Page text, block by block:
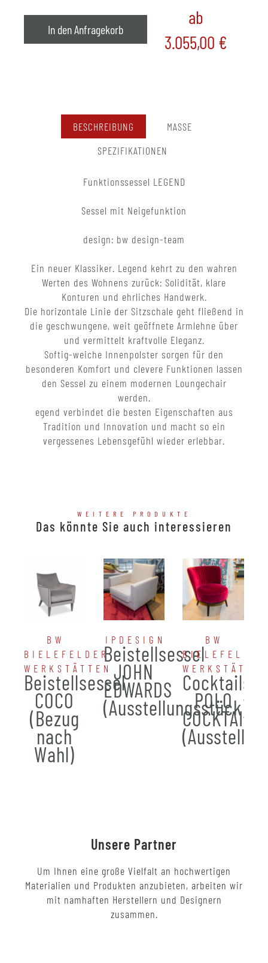
In den Anfragekorb
ab
3.055,00 €
BESCHREIBUNG
MASSE
SPEZIFIKATIONEN
Funktionssessel LEGEND
Sessel mit Neigefunktion
design: bw design-team
Ein neuer Klassiker. Legend kehrt zu den wahren
Werten des Wohnens zurück: Solidität, klare
Konturen und ehrliches Handwerk.
Die horizontale Linie der Sitzschale geht fließend in
die geschwungene, weit geöffnete Armlehne über
und vermittelt kraftvolle Eleganz.
Softig-weiche Innenpolster sorgen für den
besonderen Komfort und clevere Funktionen lassen
den Sessel zu einem modernen Loungechair
werden.
egend verbindet die besten Eigenschaften aus
Tradition und Innovation und macht so ein
vergessenes Lebensgefühl wieder erlebbar.
WEITERE PRODUKTE
Das könnte Sie auch interessieren
BW
BIELEFELDER
WERKSTÄTTEN
Beistellsessel
COCO
(Bezug
nach
Wahl)
IPDESIGN
Beistellsessel
JOHN
EDWARDS
(Ausstellungsstück)
BW
BIELEFELDER
POLO
COCKTAIL
Unsere Partner
Um Ihnen eine große Vielfalt an hochwertigen
Materialien und Produkten anzubieten, arbeiten wir
mit namhaften Herstellern und Designern
zusammen.